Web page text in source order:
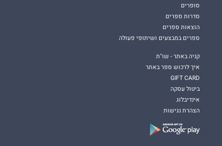
סופרים
סדרות ספרים
הוצאות ספרים
ספרים במבצעים ושיתופי פעולה
קניה באתר - שו"ת
איך לרכוש ספר באתר
GIFT CARD
ביטול עסקה
אינדיבלוג
הצהרת נגישות